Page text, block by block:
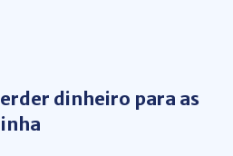
dinheiro para as